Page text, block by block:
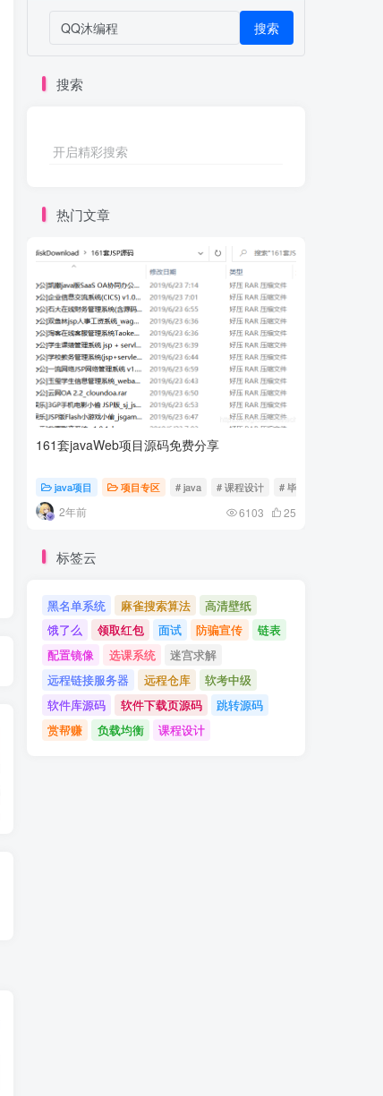
搜索
搜索
开启精彩搜索
热门文章
161套javaWeb项目源码免费分享
java项目 项目专区 # java # 课程设计 # 毕业设计
2年前 6103 25
标签云
黑名单系统 麻雀搜索算法
高清壁纸
饿了么
领取红包 面试 防骗宣传
链表
配置镜像
选课系统
迷宫求解
远程链接服务器
远程仓库
软考中级
软件库源码
软件下载页源码
跳转源码
赏帮赚
负载均衡 课程设计